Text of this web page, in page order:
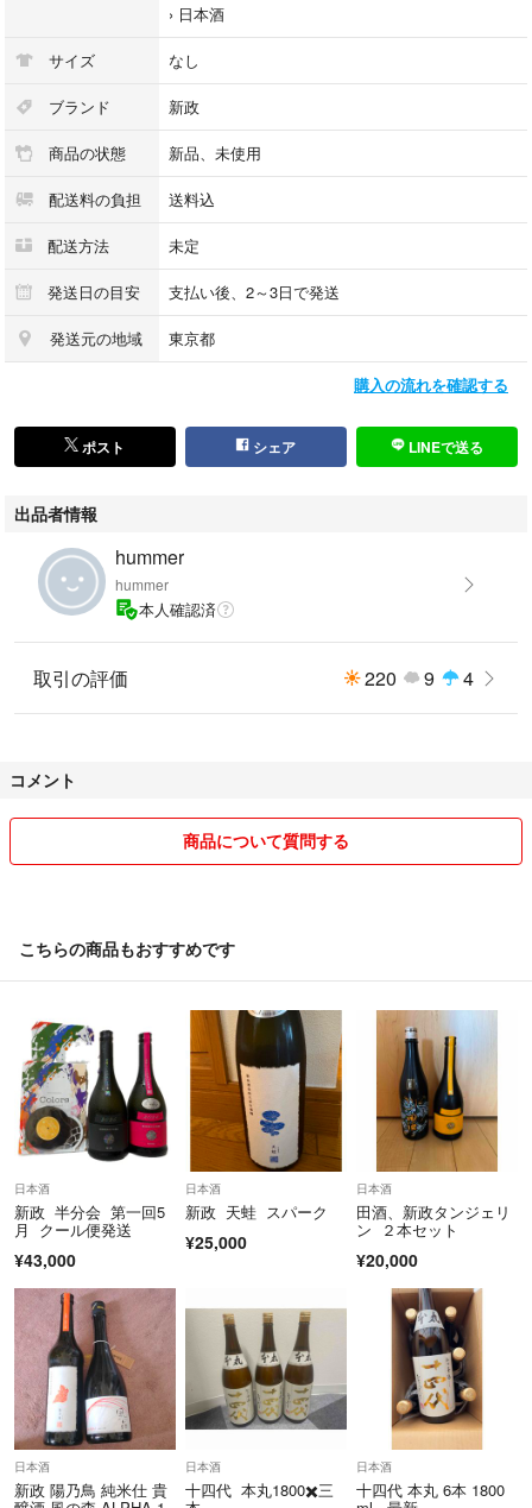
› 日本酒
サイズ なし
ブランド 新政
商品の状態 新品、未使用
配送料の負担 送料込
配送方法 未定
発送日の目安 支払い後、2～3日で発送
発送元の地域 東京都
購入の流れを確認する
ポスト シェア LINEで送る
出品者情報
hummer
hummer
本人確認済
取引の評価 220 9 4
コメント
商品について質問する
こちらの商品もおすすめです
日本酒
新政 半分会 第一回5
月 クール便発送
¥43,000
日本酒
新政 天蛙 スパーク
¥25,000
日本酒
田酒、新政タンジェリ
ン ２本セット
¥20,000
日本酒
新政 陽乃鳥 純米仕 貴
日本酒
十四代 本丸1800✖️三
日本酒
十四代 本丸 6本 1800